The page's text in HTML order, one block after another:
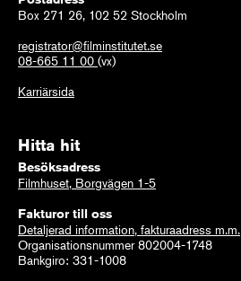
Box 271 26, 102 52 Stockholm
registrator@filminstitutet.se
08-665 11 00 (vx)
Karriärsida
Hitta hit
Besöksadress
Filmhuset, Borgvägen 1-5
Fakturor till oss
Detaljerad information, fakturaadress m.m.
Organisationsnummer 802004-1748
Bankgiro: 331-1008